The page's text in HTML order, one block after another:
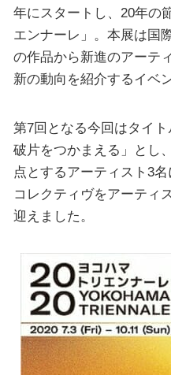
年にスタートし、20年の
エンナーレ」。本展は国
の作品から新進のアーテ
新の動向を紹介するイベ
第7回となる今回はタイ
破片をつかまえる」とし
点とするアーティスト3
コレクティヴをアーティ
迎えました。